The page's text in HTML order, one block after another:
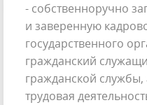
- собственноручно
и заверенную
государственного
гражданский
гражданской службы,
трудовая